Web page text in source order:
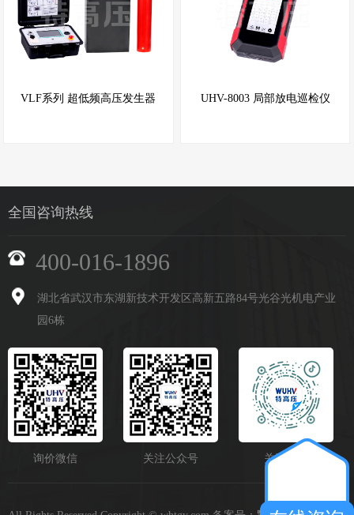
VLF系列 超低频高压发生器 UHV-8003 局部放电巡检仪
全国咨询热线
400-016-1896
湖北省武汉市东湖新技术开发区高新五路84号光谷光机电产业
园6栋
询价微信 关注公众号 关注抖音